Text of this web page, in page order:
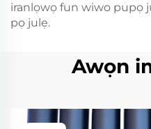
iranlọwọ fun wiwo pupọ
pọ julẹ.
Awọn